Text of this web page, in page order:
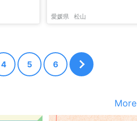
愛媛県 松山
4 5 6
More